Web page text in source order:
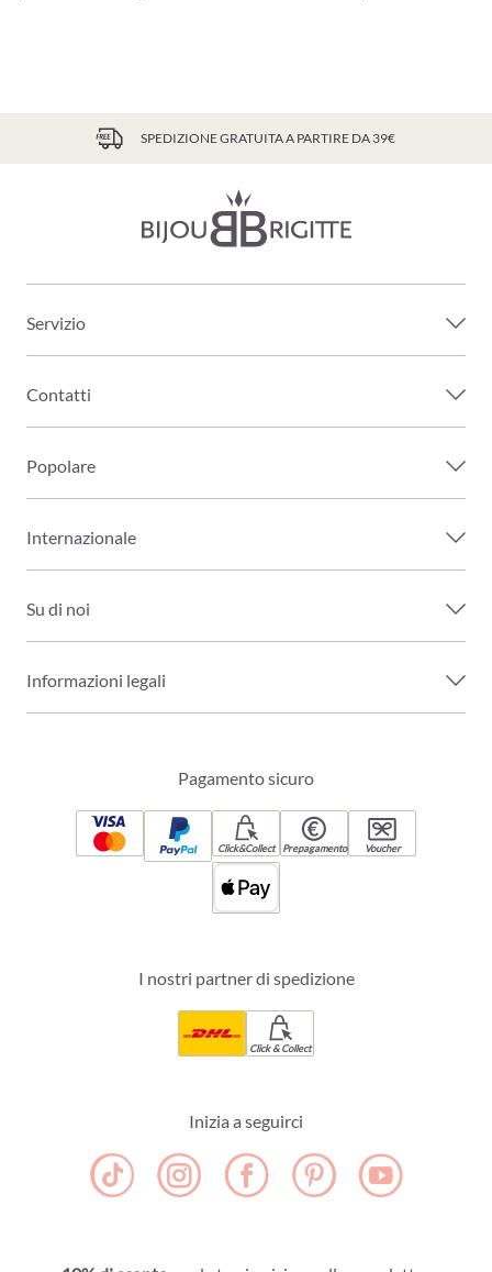
SPEDIZIONE GRATUITA A PARTIRE DA 39€
Servizio
Contatti
Popolare
Internazionale
Su di noi
Informazioni legali
Pagamento sicuro
Click&Collect Prepagamento Voucher
I nostri partner di spedizione
Click & Collect
Inizia a seguirci